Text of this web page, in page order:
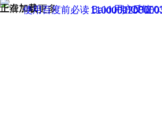
正在加载
上滑加载更多 用户反馈
使用百度前必读 Baidu 京ICP证
京公网安备